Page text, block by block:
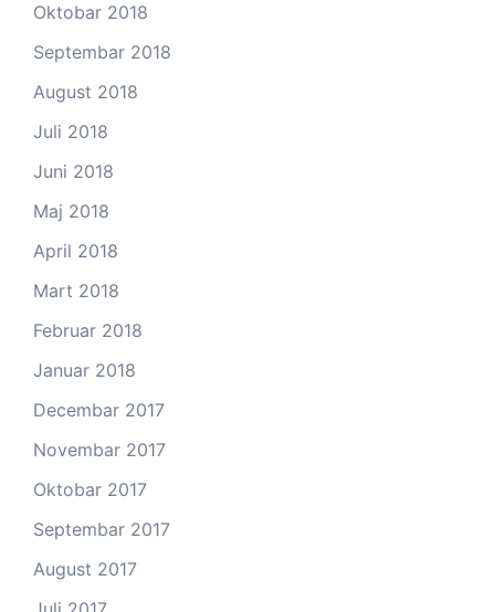
Oktobar 2018
Septembar 2018
August 2018
Juli 2018
Juni 2018
Maj 2018
April 2018
Mart 2018
Februar 2018
Januar 2018
Decembar 2017
Novembar 2017
Oktobar 2017
Septembar 2017
August 2017